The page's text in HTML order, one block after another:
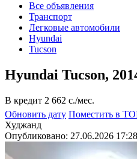
Все объявления
Транспорт
Легковые автомобили
Hyundai
Tucson
Hyundai Tucson,
В кредит 2 662 c./мес.
Обновить дату Поместить в
Худжанд
Опубликовано: 27.06.2026 17:28